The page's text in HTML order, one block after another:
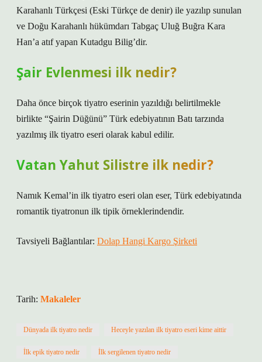
Karahanlı Türkçesi (Eski Türkçe de denir) ile yazılıp sunulan
ve Doğu Karahanlı hükümdarı Tabgaç Uluğ Buğra Kara
Han’a atıf yapan Kutadgu Bilig’dir.
Şair Evlenmesi ilk nedir?
Daha önce birçok tiyatro eserinin yazıldığı belirtilmekle
birlikte “Şairin Düğünü” Türk edebiyatının Batı tarzında
yazılmış ilk tiyatro eseri olarak kabul edilir.
Vatan Yahut Silistre ilk nedir?
Namık Kemal’in ilk tiyatro eseri olan eser, Türk edebiyatında
romantik tiyatronun ilk tipik örneklerindendir.
Tavsiyeli Bağlantılar: Dolap Hangi Kargo Şirketi
Tarih: Makaleler
Dünyada ilk tiyatro nedir Heceyle yazılan ilk tiyatro eseri kime aittir
İlk epik tiyatro nedir İlk sergilenen tiyatro nedir